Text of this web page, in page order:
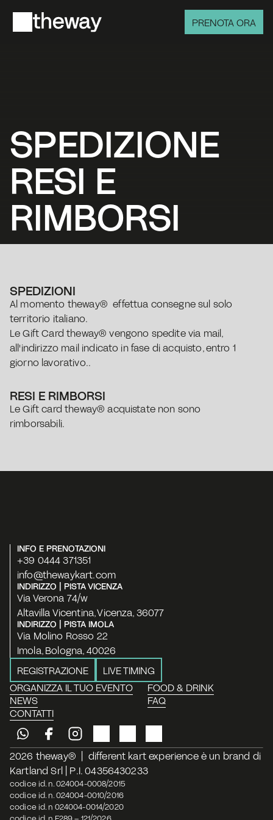
SPEDIZIONE
RESI E
RIMBORSI
PRENOTA ORA
SPEDIZIONI
Al momento theway®  effettua consegne sul solo
territorio italiano.
Le Gift Card theway® vengono spedite via mail,
all'indirizzo mail indicato in fase di acquisto, entro 1
giorno lavorativo..
RESI E RIMBORSI
Le Gift card theway® acquistate non sono
rimborsabili.
INFO E PRENOTAZIONI
+39 0444 371351
info@thewaykart.com
INDIRIZZO | PISTA VICENZA
Via Verona 74/w
Altavilla Vicentina, Vicenza, 36077
INDIRIZZO | PISTA IMOLA
Via Molino Rosso 22
Imola, Bologna, 40026
REGISTRAZIONE
LIVE TIMING
ORGANIZZA IL TUO EVENTO
NEWS
CONTATTI
FOOD & DRINK
FAQ
2026 theway®  |  different kart experience è un brand di
Kartland Srl | P.I. 04356430233
codice id. n. 024004-0008/2015
codice id. n. 024004-0010/2016
codice id. n 024004-0014/2020